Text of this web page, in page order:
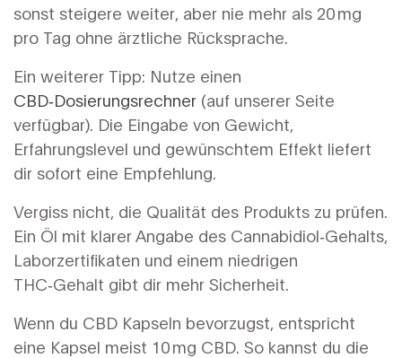
sonst steigere weiter, aber nie mehr als 20 mg
pro Tag ohne ärztliche Rücksprache.
Ein weiterer Tipp: Nutze einen
CBD‑Dosierungsrechner (auf unserer Seite
verfügbar). Die Eingabe von Gewicht,
Erfahrungslevel und gewünschtem Effekt liefert
dir sofort eine Empfehlung.
Vergiss nicht, die Qualität des Produkts zu prüfen.
Ein Öl mit klarer Angabe des Cannabidiol‑Gehalts,
Laborzertifikaten und einem niedrigen
THC‑Gehalt gibt dir mehr Sicherheit.
Wenn du CBD Kapseln bevorzugst, entspricht
eine Kapsel meist 10 mg CBD. So kannst du die